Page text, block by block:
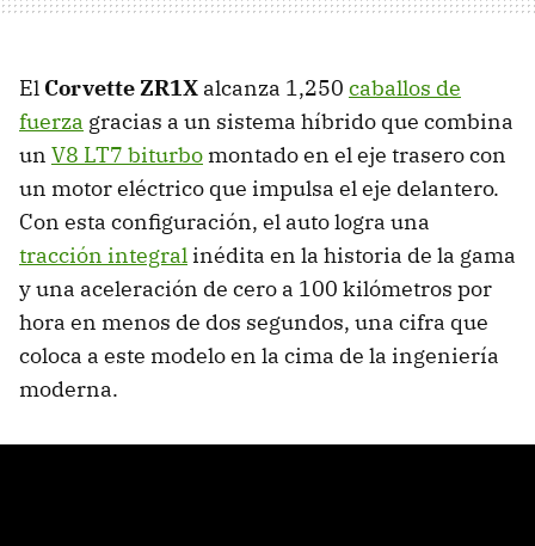
El Corvette ZR1X alcanza 1,250 caballos de
fuerza gracias a un sistema híbrido que combina
un V8 LT7 biturbo montado en el eje trasero con
un motor eléctrico que impulsa el eje delantero.
Con esta configuración, el auto logra una
tracción integral inédita en la historia de la gama
y una aceleración de cero a 100 kilómetros por
hora en menos de dos segundos, una cifra que
coloca a este modelo en la cima de la ingeniería
moderna.